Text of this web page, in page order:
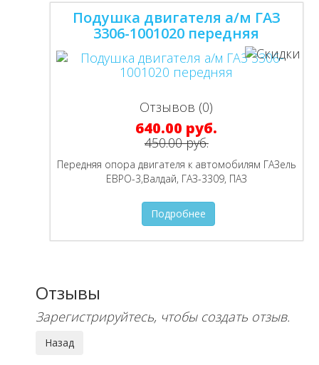
Подушка двигателя а/м ГАЗ
3306-1001020 передняя
Отзывов (0)
640.00 руб.
450.00 руб.
Передняя опора двигателя к автомобилям ГАЗель
ЕВРО-3,Валдай, ГАЗ-3309, ПАЗ
Подробнее
Отзывы
Зарегистрируйтесь, чтобы создать отзыв.